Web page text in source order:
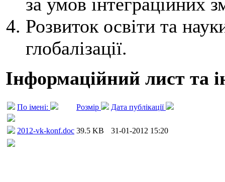
Розвиток освіти та
глобалізації.
Інформаційний лист та
По імені: Розмір Дата публікації
2012-vk-konf.doc 39.5 KB 31-01-2012 15:20